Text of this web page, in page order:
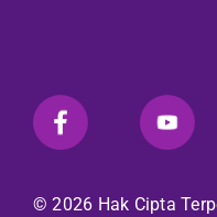
© 2026 Hak Cipta